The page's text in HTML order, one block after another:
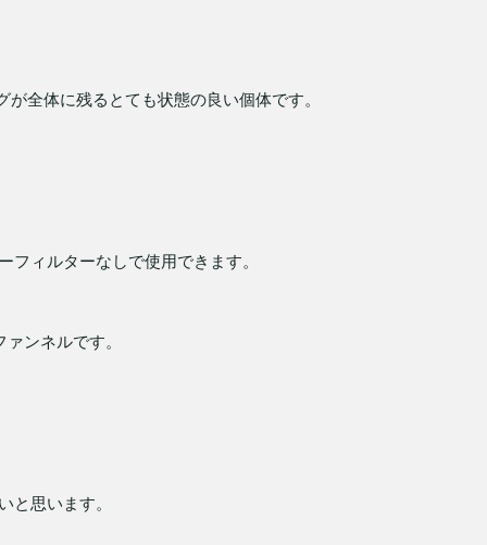
全体に残るとても状態の良い個体です。
ィルターなしで使用できます。
ンネルです。
思います。